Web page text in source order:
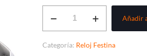
CUARZO
Añadir
Categoría: Reloj Festina